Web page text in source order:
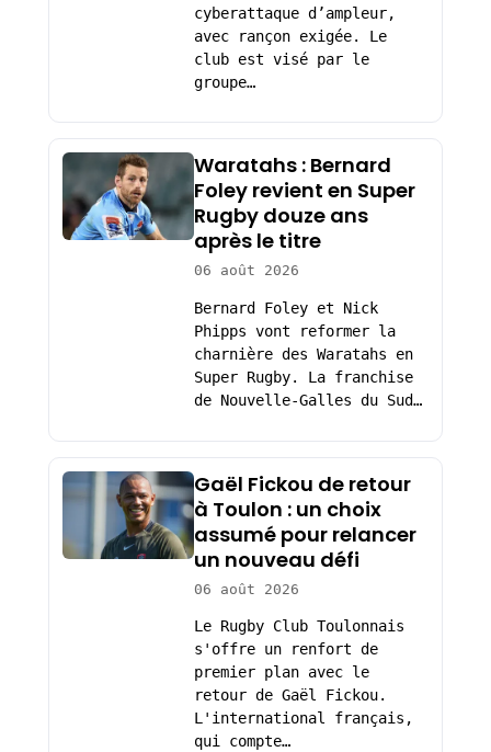
cyberattaque d’ampleur,
avec rançon exigée. Le
club est visé par le
groupe…
Waratahs : Bernard
Foley revient en Super
Rugby douze ans
après le titre
06 août 2026
Bernard Foley et Nick
Phipps vont reformer la
charnière des Waratahs en
Super Rugby. La franchise
de Nouvelle-Galles du Sud…
Gaël Fickou de retour
à Toulon : un choix
assumé pour relancer
un nouveau défi
06 août 2026
Le Rugby Club Toulonnais
s'offre un renfort de
premier plan avec le
retour de Gaël Fickou.
L'international français,
qui compte…